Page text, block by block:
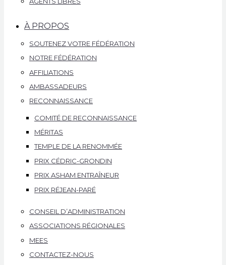
À PROPOS
SOUTENEZ VOTRE FÉDÉRATION
NOTRE FÉDÉRATION
AFFILIATIONS
AMBASSADEURS
RECONNAISSANCE
COMITÉ DE RECONNAISSANCE
MÉRITAS
TEMPLE DE LA RENOMMÉE
PRIX CÉDRIC-GRONDIN
PRIX ASHAM ENTRAÎNEUR
PRIX RÉJEAN-PARÉ
CONSEIL D’ADMINISTRATION
ASSOCIATIONS RÉGIONALES
MEES
CONTACTEZ-NOUS